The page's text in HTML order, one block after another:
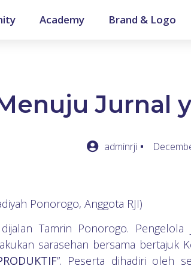
Academy Brand & Logo
Jurnal
adminrji
Ponorogo, Anggota RJI)
Tamrin Ponorogo. Pengelola
sarasehan bersama bertajuk
”. Peserta dihadiri oleh